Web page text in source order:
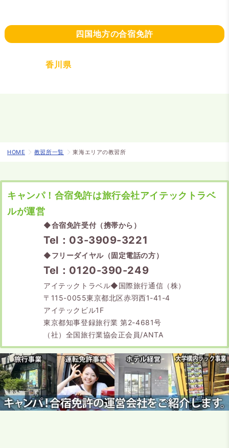
四国地方の合宿免許
香川県
HOME 教習所一覧 東海エリアの教習所
キャンパ！合宿免許は旅行会社アイテックトラベ
ルが運営
◆合宿免許受付（携帯から）
Tel：03-3909-3221
◆フリーダイヤル（固定電話の方）
Tel：0120-390-249
アイテックトラベル◆国際旅行通信（株）
〒115-0055東京都北区赤羽西1-41-4
アイテックビル1F
東京都知事登録旅行業 第2-4681号
（社）全国旅行業協会正会員/ANTA